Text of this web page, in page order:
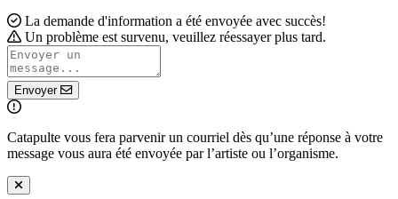
La demande d'information a été envoyée avec succès!
Un problème est survenu, veuillez réessayer plus tard.
Envoyer
Catapulte vous fera parvenir un courriel dès qu’une réponse à votre
message vous aura été envoyée par l’artiste ou l’organisme.